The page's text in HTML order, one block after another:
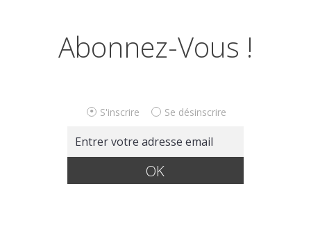
Abonnez-Vous !
S'inscrire Se désinscrire